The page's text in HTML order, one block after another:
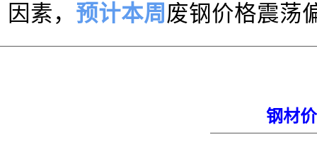
因素， 预计本周 废钢价格震荡
钢材